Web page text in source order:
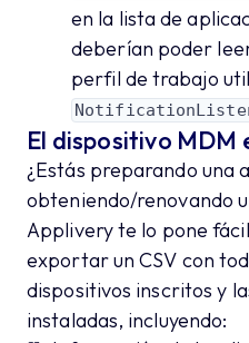
en la lista de
deberían poder
perfil de trabajo
El dispositivo MDM
¿Estás preparando una
obteniendo/renovando
Applivery te lo pone
exportar un CSV con
dispositivos inscritos y
instaladas, incluyendo: